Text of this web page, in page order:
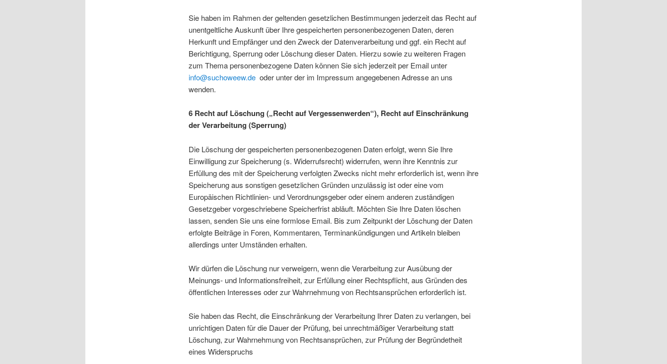
Sie haben im Rahmen der geltenden gesetzlichen Bestimmungen jederzeit das Recht auf
unentgeltliche Auskunft über Ihre gespeicherten personenbezogenen Daten, deren
Herkunft und Empfänger und den Zweck der Datenverarbeitung und ggf. ein Recht auf
Berichtigung, Sperrung oder Löschung dieser Daten. Hierzu sowie zu weiteren Fragen
zum Thema personenbezogene Daten können Sie sich jederzeit per Email unter
info@suchoweew.de oder unter der im Impressum angegebenen Adresse an uns
wenden.
6 Recht auf Löschung („Recht auf Vergessenwerden“), Recht auf Einschränkung
der Verarbeitung (Sperrung)
Die Löschung der gespeicherten personenbezogenen Daten erfolgt, wenn Sie Ihre
Einwilligung zur Speicherung (s. Widerrufsrecht) widerrufen, wenn ihre Kenntnis zur
Erfüllung des mit der Speicherung verfolgten Zwecks nicht mehr erforderlich ist, wenn ihre
Speicherung aus sonstigen gesetzlichen Gründen unzulässig ist oder eine vom
Europäischen Richtlinien- und Verordnungsgeber oder einem anderen zuständigen
Gesetzgeber vorgeschriebene Speicherfrist abläuft. Möchten Sie Ihre Daten löschen
lassen, senden Sie uns eine formlose Email. Bis zum Zeitpunkt der Löschung der Daten
erfolgte Beiträge in Foren, Kommentaren, Terminankündigungen und Artikeln bleiben
allerdings unter Umständen erhalten.
Wir dürfen die Löschung nur verweigern, wenn die Verarbeitung zur Ausübung der
Meinungs- und Informationsfreiheit, zur Erfüllung einer Rechtspflicht, aus Gründen des
öffentlichen Interesses oder zur Wahrnehmung von Rechtsansprüchen erforderlich ist.
Sie haben das Recht, die Einschränkung der Verarbeitung Ihrer Daten zu verlangen, bei
unrichtigen Daten für die Dauer der Prüfung, bei unrechtmäßiger Verarbeitung statt
Löschung, zur Wahrnehmung von Rechtsansprüchen, zur Prüfung der Begründetheit
eines Widerspruchs